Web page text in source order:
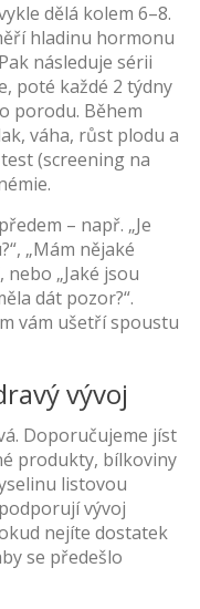
dělá kolem 6–8.
hladinu hormonu
následuje sérii
poté každé 2 týdny
porodu. Během
váha, růst plodu a
(screening na
– např. „Je
„Mám nějaké
„Jaké jsou
dát pozor?“.
vám ušetří spoustu
vývoj
Doporučujeme jíst
produkty, bílkoviny
listovou
vývoj
nejíte dostatek
se předešlo